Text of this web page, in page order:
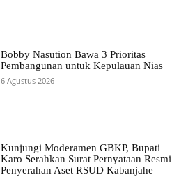
Bobby Nasution Bawa 3 Prioritas
Pembangunan untuk Kepulauan Nias
6 Agustus 2026
Kunjungi Moderamen GBKP, Bupati
Karo Serahkan Surat Pernyataan Resmi
Penyerahan Aset RSUD Kabanjahe